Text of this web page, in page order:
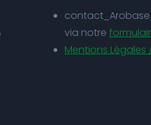
via notre
Mentions Légales